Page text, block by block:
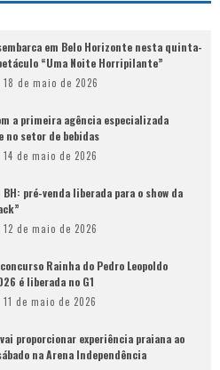
em Belo Horizonte nesta quinta-
“Uma Noite Horripilante”
18 de maio de 2026
a primeira agência especializada
no setor de bebidas
14 de maio de 2026
pré-venda liberada para o show da
12 de maio de 2026
Rainha do Pedro Leopoldo
é liberada no G1
11 de maio de 2026
proporcionar experiência praiana ao
na Arena Independência